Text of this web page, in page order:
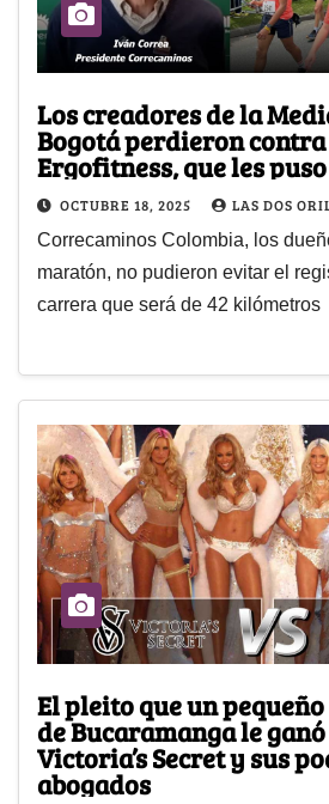
Los creadores de la
Bogotá perdieron
Ergofitness, que les
OCTUBRE 18, 2025 LAS DOS
Correcaminos Colombia, los
maratón, no pudieron evitar el
carrera que será de 42 kilómetros
El pleito que un
de Bucaramanga le
Victoria’s Secret y sus
abogados